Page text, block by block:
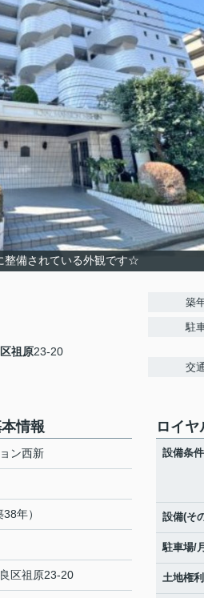
整備されている外観です☆
祖原23-20
築
駐
交
情報
ン西新
年）
区祖原23-20
ロイ
設備条件
設備(そ
駐車場/
土地権利